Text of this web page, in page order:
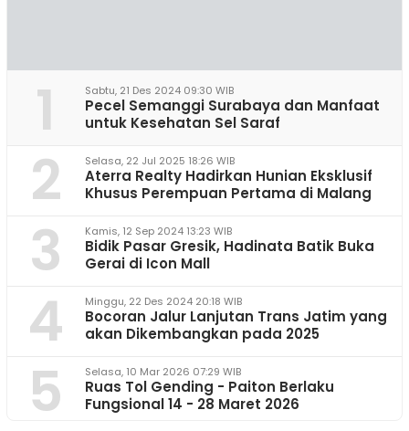
1 Sabtu, 21 Des 2024 09:30 WIB
Pecel Semanggi Surabaya dan Manfaat
untuk Kesehatan Sel Saraf
2 Selasa, 22 Jul 2025 18:26 WIB
Aterra Realty Hadirkan Hunian Eksklusif
Khusus Perempuan Pertama di Malang
3 Kamis, 12 Sep 2024 13:23 WIB
Bidik Pasar Gresik, Hadinata Batik Buka
Gerai di Icon Mall
4 Minggu, 22 Des 2024 20:18 WIB
Bocoran Jalur Lanjutan Trans Jatim yang
akan Dikembangkan pada 2025
5 Selasa, 10 Mar 2026 07:29 WIB
Ruas Tol Gending - Paiton Berlaku
Fungsional 14 - 28 Maret 2026